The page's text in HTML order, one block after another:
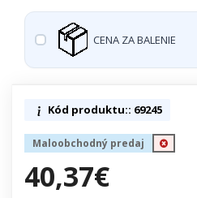
CENA ZA BALENIE
Kód produktu:: 69245
Maloobchodný predaj
40,37€